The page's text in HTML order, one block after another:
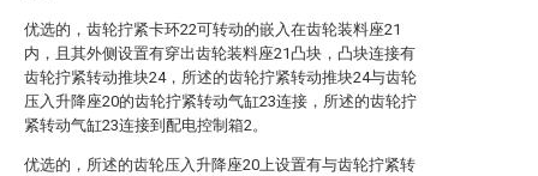
优选的，齿轮拧紧卡环22可转动的嵌入在齿轮装料座21
内，且其外侧设置有穿出齿轮装料座21凸块，凸块连接有
齿轮拧紧转动推块24，所述的齿轮拧紧转动推块24与齿轮
压入升降座20的齿轮拧紧转动气缸23连接，所述的齿轮拧
紧转动气缸23连接到配电控制箱2。
优选的，所述的齿轮压入升降座20上设置有与齿轮拧紧转